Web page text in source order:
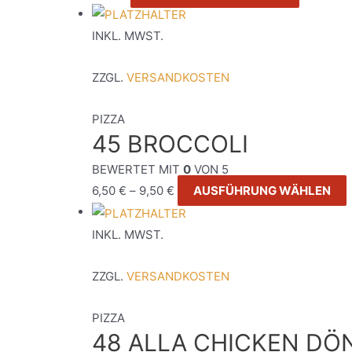
INKL. MWST.
ZZGL. VERSANDKOSTEN
PIZZA
45 BROCCOLI
BEWERTET MIT 0 VON 5
6,50 € – 9,50 € AUSFÜHRUNG WÄHLEN
INKL. MWST.
ZZGL. VERSANDKOSTEN
PIZZA
48 ALLA CHICKEN